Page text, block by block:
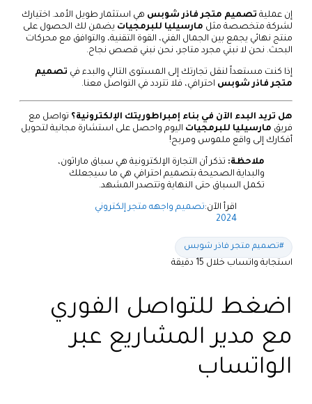
إن عملية تصميم متجر فاذر شوبس هي استثمار طويل الأمد. اختيارك
لشركة متخصصة مثل مارسيليا للبرمجيات يضمن لك الحصول على
منتج نهائي يجمع بين الجمال الفني، القوة التقنية، والتوافق مع محركات
البحث. نحن لا نبني مجرد متاجر، نحن نبني قصص نجاح.
إذا كنت مستعداً لنقل تجارتك إلى المستوى التالي والبدء في تصميم
متجر فاذر شوبس احترافي، فلا تتردد في التواصل معنا.
هل تريد البدء الآن في بناء إمبراطوريتك الإلكترونية؟ تواصل مع
فريق مارسيليا للبرمجيات اليوم واحصل على استشارة مجانية لتحويل
أفكارك إلى واقع ملموس ومربح!
ملاحظة: تذكر أن التجارة الإلكترونية هي سباق ماراثون،
والبداية الصحيحة بتصميم احترافي هي ما سيجعلك
تكمل السباق حتى النهاية وتتصدر المشهد.
اقرأ الآن:تصميم واجهه متجر إلكتروني
2024
#تصميم متجر فاذر شوبس
استجابة واتساب خلال 15 دقيقة
اضغط للتواصل الفوري
مع مدير المشاريع عبر
الواتساب